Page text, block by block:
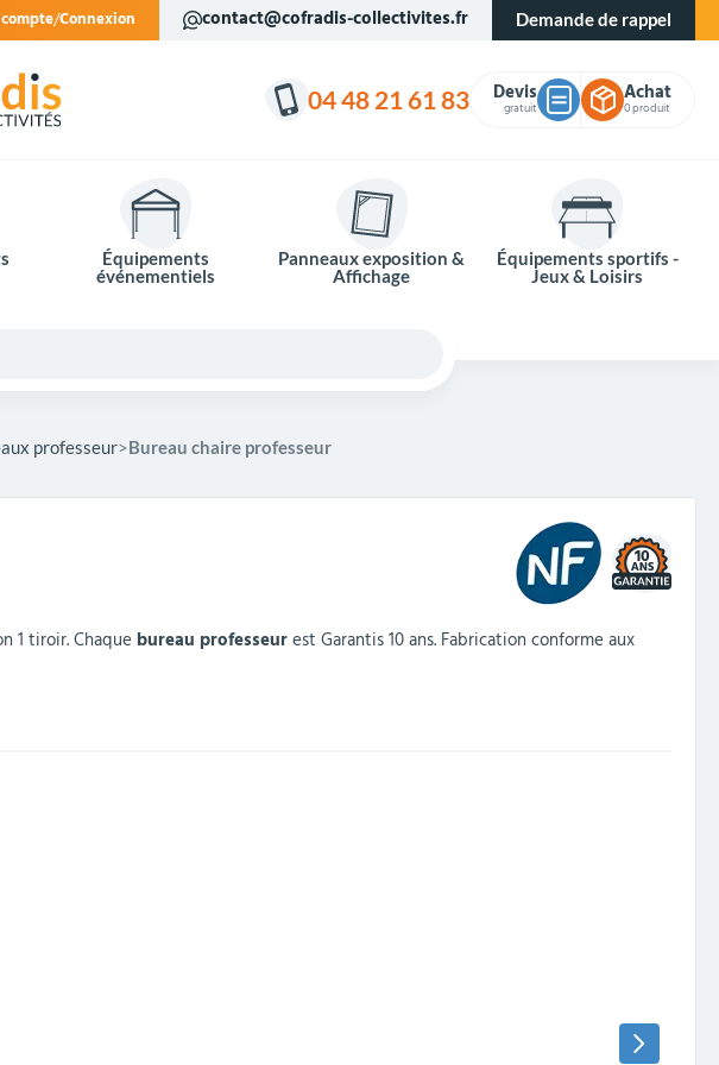
Connexion contact@cofradis-collectivites.fr Demande de rappel
04 48 21 61 83 Devis
gratuit
Achat
0 produit
Équipements
événementiels
Panneaux exposition &
Affichage
Équipements sportifs -
Jeux & Loisirs
professeur Bureau chaire professeur
10
1 tiroir. Chaque bureau professeurest Garantis 10 ans. Fabrication conforme aux